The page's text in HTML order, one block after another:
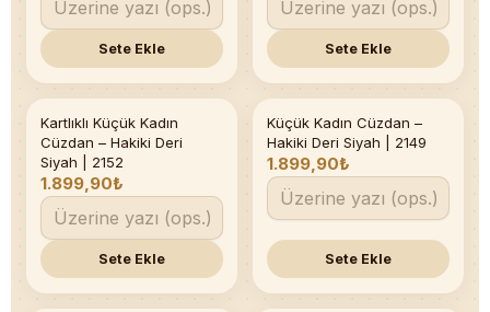
Sete Ekle Sete Ekle
Kartlıklı Küçük Kadın
Cüzdan – Hakiki Deri
Siyah | 2152
1.899,90₺
Sete Ekle
Küçük Kadın Cüzdan –
Hakiki Deri Siyah | 2149
1.899,90₺
Sete Ekle